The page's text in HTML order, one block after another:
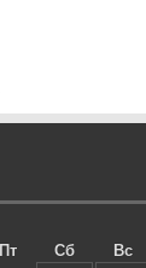
Пт Сб
Вс